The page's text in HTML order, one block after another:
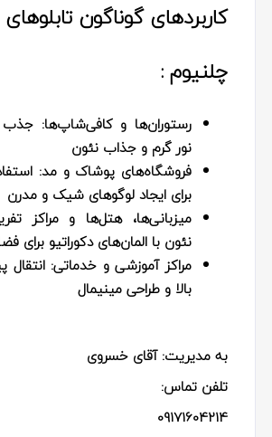
کاربردهای گوناگون
چلنیوم :
رستوران‌ها و کافی‌شاپ‌ها: جذب
نور گرم و جذاب نئون
فروشگاه‌های پوشاک و مد:
برای ایجاد لوگوهای شیک و مدرن
میزبانی‌ها، هتل‌ها و مراکز
نئون با المان‌های دکوراتیو برای
مراکز آموزشی و خدماتی: انتقال
بالا و طراحی مینیمال
به مدیریت: آقای خسروی
تلفن تماس:
09171604214